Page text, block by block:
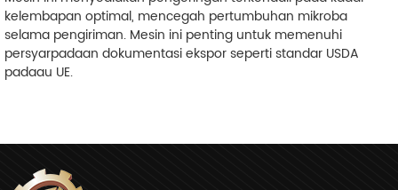
kelembapan optimal, mencegah pertumbuhan mikroba
selama pengiriman. Mesin ini penting untuk memenuhi
persyarpadaan dokumentasi ekspor seperti standar USDA
padaau UE.